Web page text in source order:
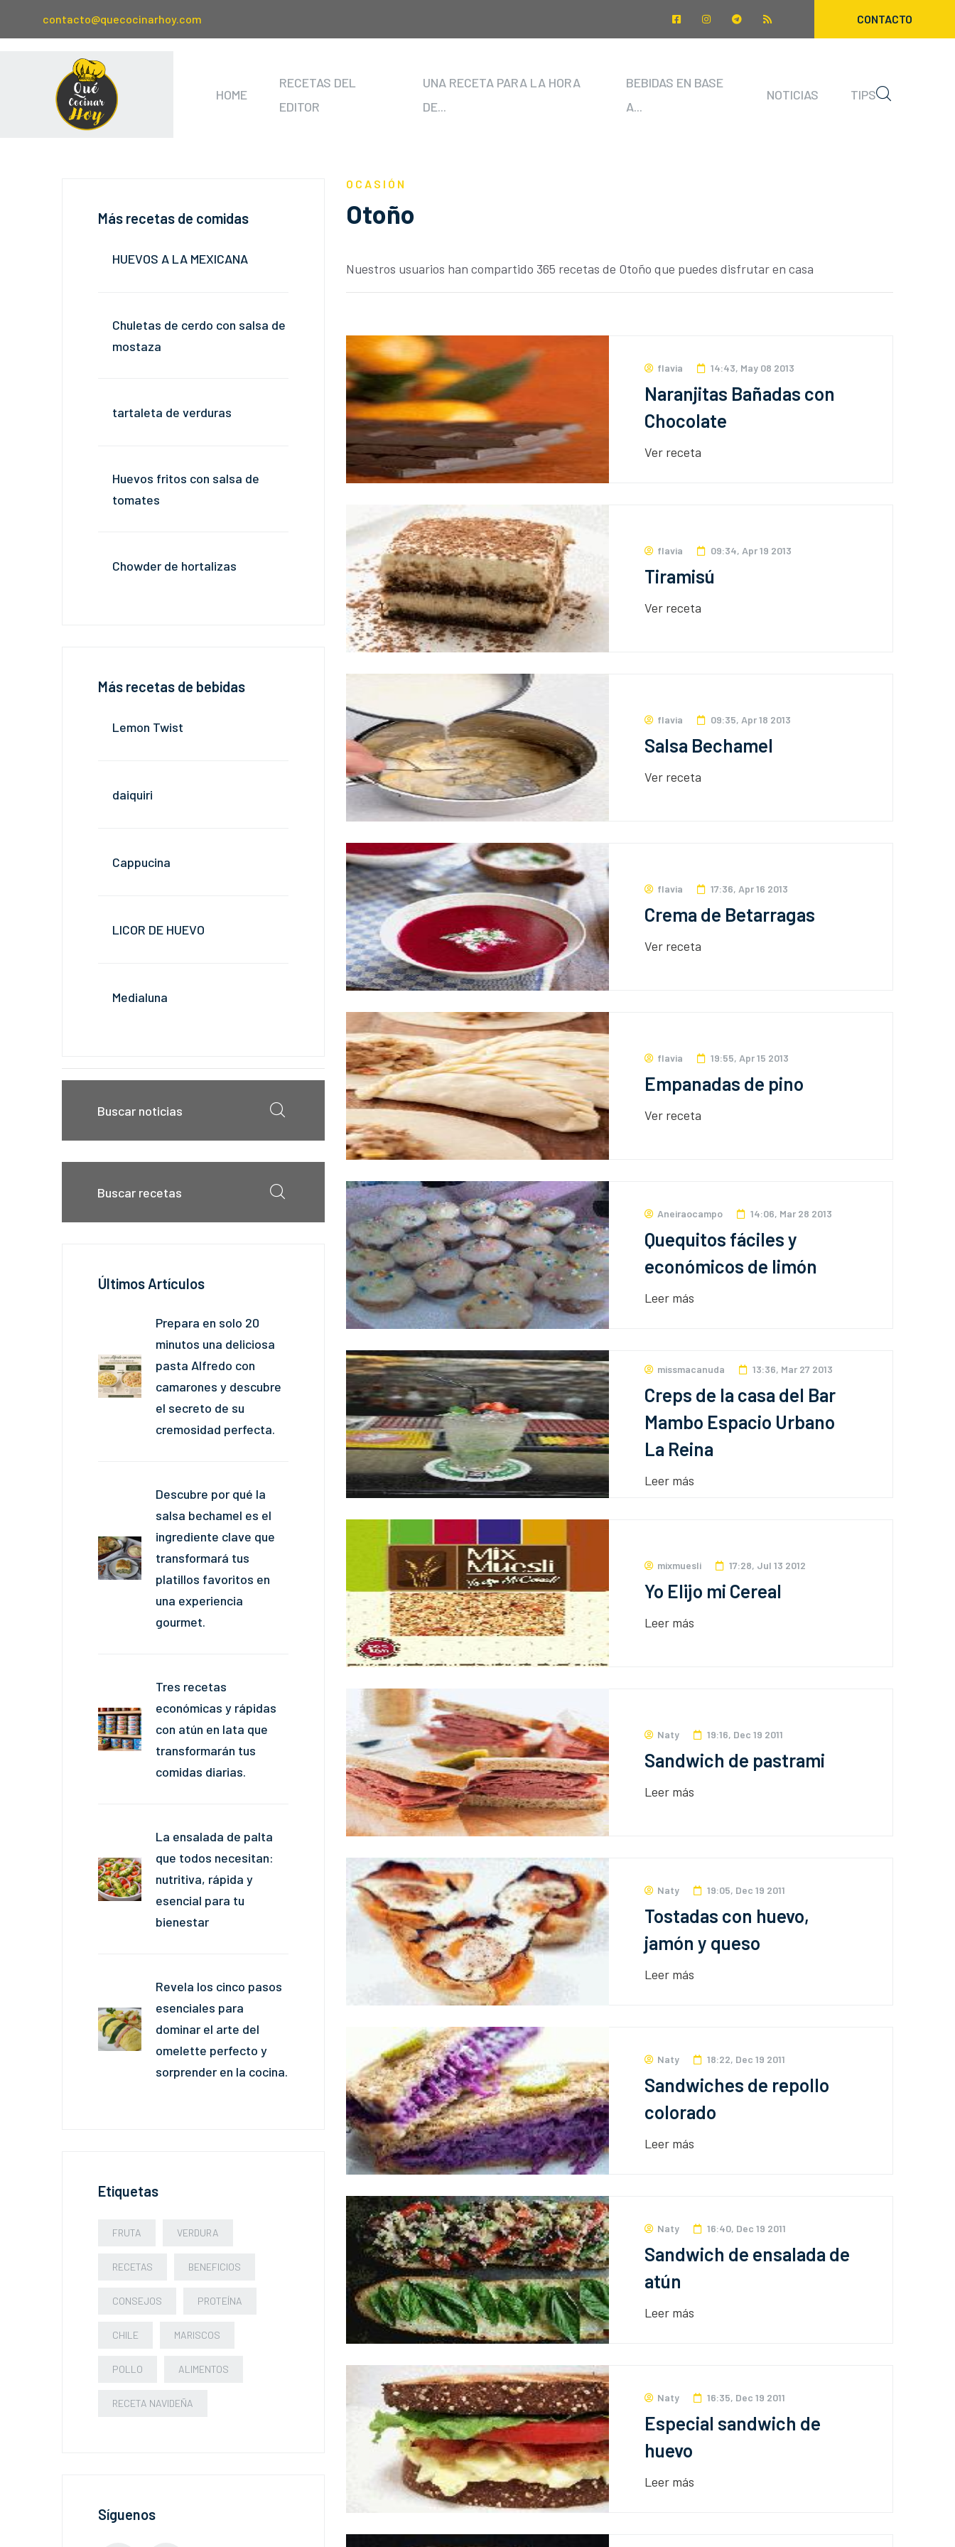
contacto@quecocinarhoy.com CONTACTO
HOME
RECETAS DEL
EDITOR
UNA RECETA PARA LA HORA
DE...
BEBIDAS EN BASE
A...
NOTICIAS TIPS
Más recetas de comidas
HUEVOS A LA MEXICANA
Chuletas de cerdo con salsa de
mostaza
tartaleta de verduras
Huevos fritos con salsa de
tomates
Chowder de hortalizas
Más recetas de bebidas
Lemon Twist
daiquiri
Cappucina
LICOR DE HUEVO
Medialuna
Últimos Artículos
Prepara en solo 20
minutos una deliciosa
pasta Alfredo con
camarones y descubre
el secreto de su
cremosidad perfecta.
Descubre por qué la
salsa bechamel es el
ingrediente clave que
transformará tus
platillos favoritos en
una experiencia
gourmet.
Tres recetas
económicas y rápidas
con atún en lata que
transformarán tus
comidas diarias.
La ensalada de palta
que todos necesitan:
nutritiva, rápida y
esencial para tu
bienestar
Revela los cinco pasos
esenciales para
dominar el arte del
omelette perfecto y
sorprender en la cocina.
Etiquetas
FRUTA VERDURA
RECETAS BENEFICIOS
CONSEJOS PROTEÍNA
CHILE MARISCOS
POLLO ALIMENTOS
RECETA NAVIDEÑA
Síguenos
OCASIÓN
Otoño
Nuestros usuarios han compartido 365 recetas de Otoño que puedes disfrutar en casa
flavia 14:43, May 08 2013
Naranjitas Bañadas con
Chocolate
Ver receta
flavia 09:34, Apr 19 2013
Tiramisú
Ver receta
flavia 09:35, Apr 18 2013
Salsa Bechamel
Ver receta
flavia 17:36, Apr 16 2013
Crema de Betarragas
Ver receta
flavia 19:55, Apr 15 2013
Empanadas de pino
Ver receta
Aneiraocampo 14:06, Mar 28 2013
Quequitos fáciles y
económicos de limón
Leer más
missmacanuda 13:36, Mar 27 2013
Creps de la casa del Bar
Mambo Espacio Urbano
La Reina
Leer más
mixmuesli 17:28, Jul 13 2012
Yo Elijo mi Cereal
Leer más
Naty 19:16, Dec 19 2011
Sandwich de pastrami
Leer más
Naty 19:05, Dec 19 2011
Tostadas con huevo,
jamón y queso
Leer más
Naty 18:22, Dec 19 2011
Sandwiches de repollo
colorado
Leer más
Naty 16:40, Dec 19 2011
Sandwich de ensalada de
atún
Leer más
Naty 16:35, Dec 19 2011
Especial sandwich de
huevo
Leer más